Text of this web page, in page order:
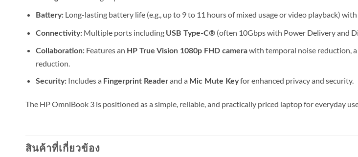
Battery:Long-lasting battery life (e.g., up to 9 to 11 hours of mixed usage or video playback) with
Connectivity:Multiple ports including USB Type-C®(often 10Gbps with Power Delivery and
Collaboration:Features an HP True Vision 1080p FHD camerawith temporal noise reduction, a
reduction.
Security:Includes a Fingerprint Readerand a Mic Mute Keyfor enhanced privacy and security.
The HP OmniBook 3 is positioned as a simple, reliable, and practically priced laptop for everyday
สินค้าที่เกี่ยวข้อง